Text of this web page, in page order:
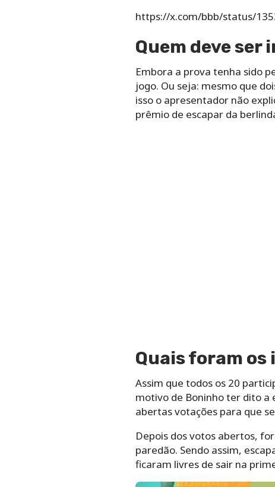
https://x.com/bbb/status/
Quem deve ser
Embora a prova tenha sido
jogo. Ou seja: mesmo que
isso o apresentador não
prêmio de escapar da
Quais foram os
Assim que todos os 20
motivo de Boninho ter dito a
abertas votações para que
Depois dos votos abertos,
paredão. Sendo assim,
ficaram livres de sair na